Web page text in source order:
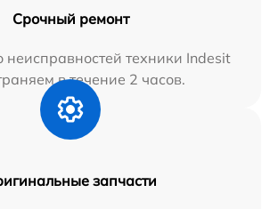
Срочный ремонт
неисправностей техники Indesit
в течение 2 часов.
запчасти